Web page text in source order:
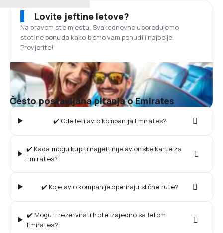
Lovite jeftine letove?
Na pravom ste mjestu. Svakodnevno upoređujemo
stotine ponuda kako bismo vam ponudili najbolje.
Provjerite!
Često postavljana pitanja o Emirates
✔️ Gde leti avio kompanija Emirates?
✔️ Kada mogu kupiti najjeftinije avionske karte za
Emirates?
✔️ Koje avio kompanije operiraju slične rute?
✔️ Mogu li rezervirati hotel zajedno sa letom
Emirates?